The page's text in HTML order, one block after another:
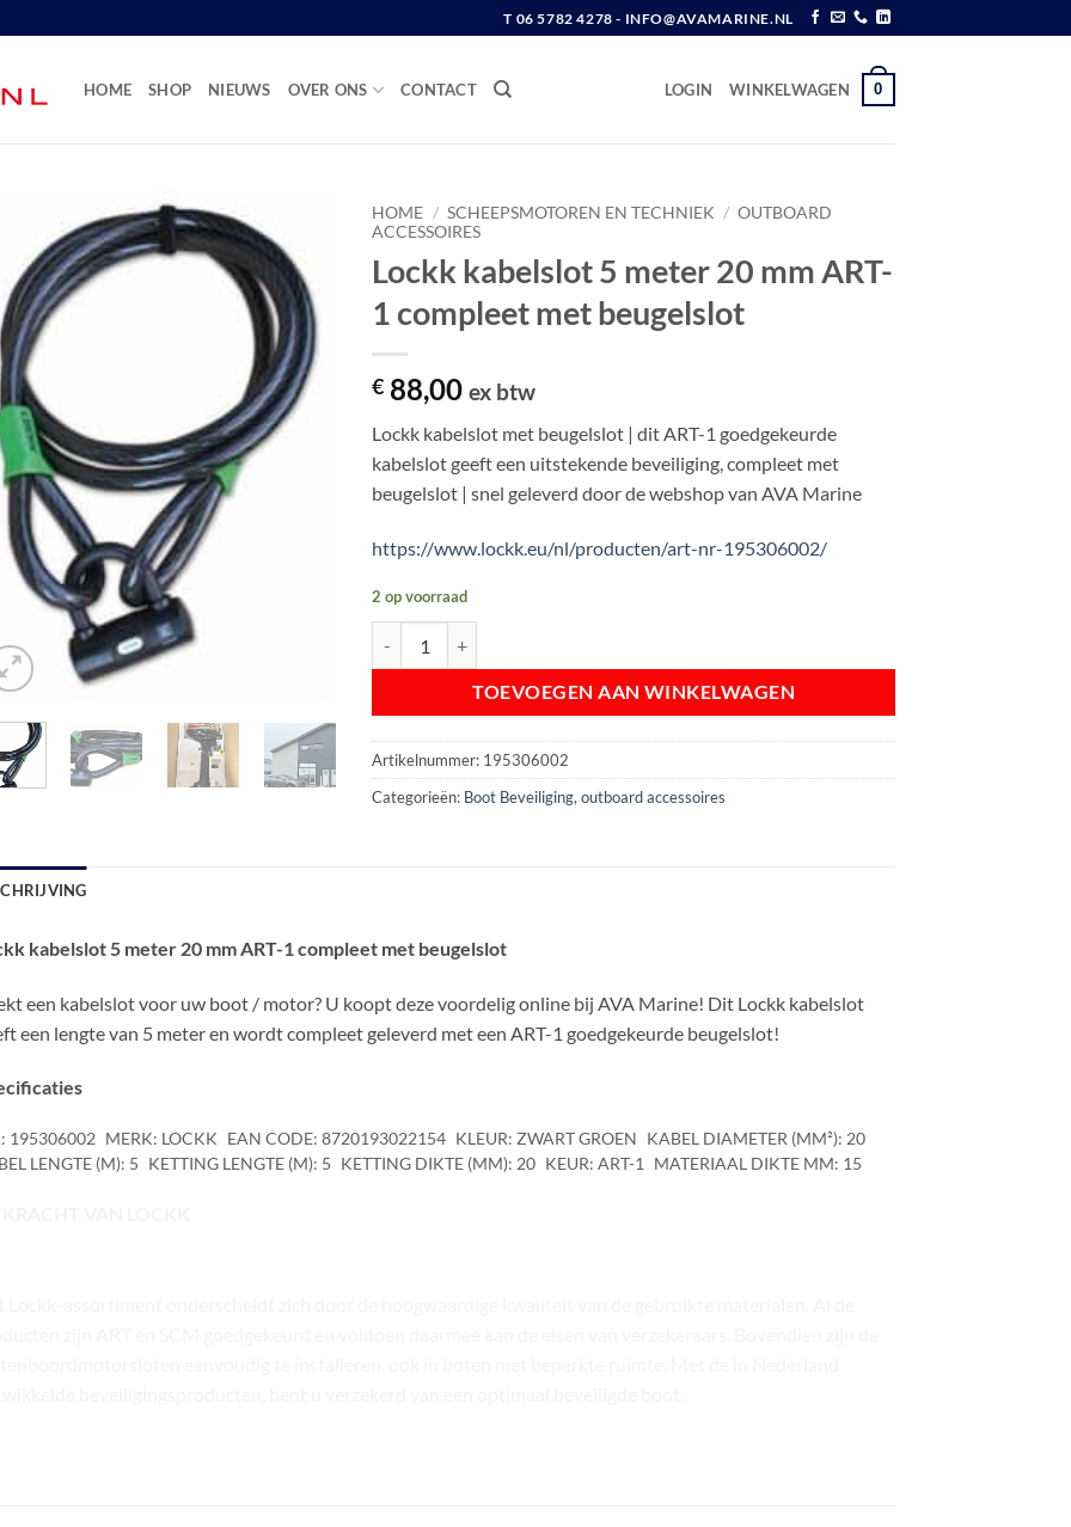
T 06 5782 4278 - INFO@AVAMARINE.NL
HOME SHOP NIEUWS OVER ONS CONTACT LOGIN WINKELWAGEN 0
HOME / SCHEEPSMOTOREN EN TECHNIEK / OUTBOARD
ACCESSOIRES
Lockk kabelslot 5 meter 20 mm ART-
1 compleet met beugelslot
€ 88,00 ex btw
Lockk kabelslot met beugelslot | dit ART-1 goedgekeurde
kabelslot geeft een uitstekende beveiliging, compleet met
beugelslot | snel geleverd door de webshop van AVA Marine
https://www.lockk.eu/nl/producten/art-nr-195306002/
2 op voorraad
TOEVOEGEN AAN WINKELWAGEN
Artikelnummer: 195306002
Categorieën: Boot Beveiliging,outboard accessoires
kabelslot 5 meter 20 mm ART-1 compleet met beugelslot
een kabelslot voor uw boot / motor? U koopt deze voordelig online bij AVA Marine! Dit Lockk kabelslot
een lengte van 5 meter en wordt compleet geleverd met een ART-1 goedgekeurde beugelslot!
195306002 MERK: LOCKK EAN CODE: 8720193022154 KLEUR: ZWART GROEN
KABEL DIAMETER (MM²): 20
LENGTE (M): 5
KETTING LENGTE (M): 5 KETTING DIKTE (MM): 20 KEUR: ART-1 MATERIAAL DIKTE MM: 15